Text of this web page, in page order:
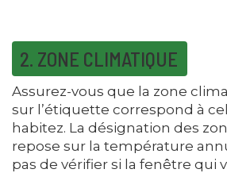
2. ZONE CLIMATIQUE
Assurez-vous que la zone
sur l’étiquette correspond à
habitez. La désignation des
repose sur la température
pas de vérifier si la fenêtre qui